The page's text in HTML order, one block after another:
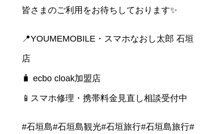
皆さまのご利用をお待ちしております✨
📍YOUMEMOBILE・スマホなおし太郎 石垣
店
🧳 ecbo cloak加盟店
📱スマホ修理・携帯料金見直し相談受付中
#石垣島#石垣島観光#石垣旅行#石垣島旅行#